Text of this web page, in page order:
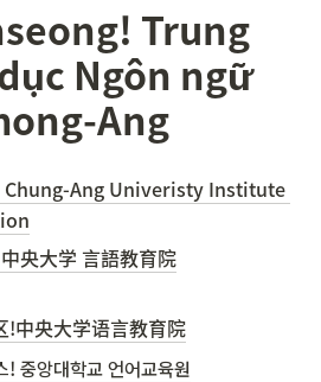
! Trung
Ngôn ngữ
Ang
Chung-Ang Univeristy Institute
央大学 言語教育院
!中央大学语言教育院
중앙대학교 언어교육원